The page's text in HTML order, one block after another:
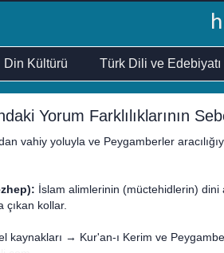
Din Kültürü Türk Dili ve Edebiyatı
Yorum Farklılıklarının
vahiy yoluyla ve Peygamberler
İslam alimlerinin (müctehidlerin) dini
kollar.
kaynakları → Kur'an-ı Kerim ve